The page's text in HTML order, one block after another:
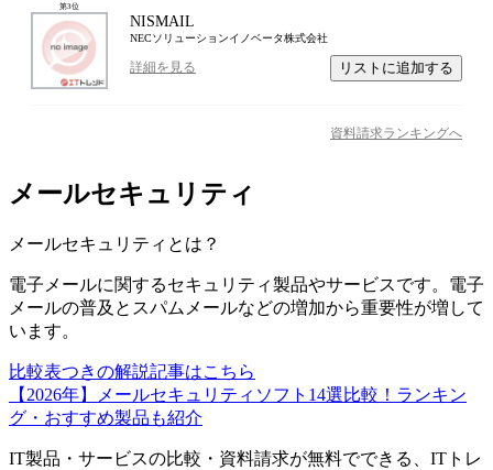
第3位
NISMAIL
NECソリューションイノベータ株式会社
詳細を見る リストに追加する
資料請求ランキングへ
メールセキュリティ
メールセキュリティ とは？
電子メールに関するセキュリティ製品やサービスです。電子
メールの普及とスパムメールなどの増加から重要性が増して
います。
比較表つきの解説記事はこちら
【2026年】メールセキュリティソフト14選比較！ランキン
グ・おすすめ製品も紹介
IT製品・サービスの比較・資料請求が無料でできる、ITトレ